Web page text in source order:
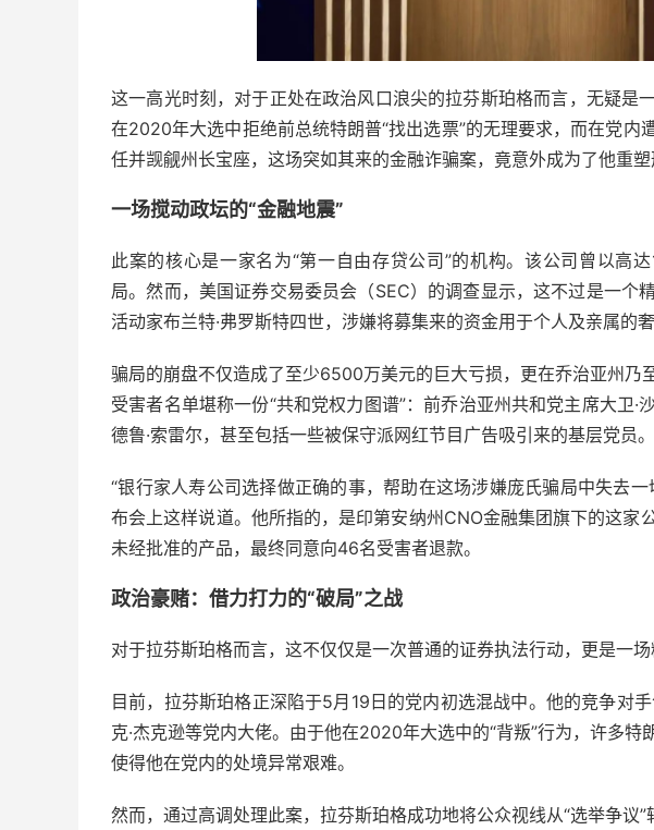
这一高光时刻，对于正处在政治风口浪尖的拉芬斯珀格而言，无疑是
在2020年大选中拒绝前总统特朗普“找出选票”的无理要求，而在党内
任并觊觎州长宝座，这场突如其来的金融诈骗案，竟意外成为了他重塑
一场搅动政坛的“金融地震”
此案的核心是一家名为“第一自由存贷公司”的机构。该公司曾以高
局。然而，美国证券交易委员会（SEC）的调查显示，这不过是一个
活动家布兰特·弗罗斯特四世，涉嫌将募集来的资金用于个人及亲属的
骗局的崩盘不仅造成了至少6500万美元的巨大亏损，更在乔治亚州乃
受害者名单堪称一份“共和党权力图谱”：前乔治亚州共和党主席大卫·
德鲁·索雷尔，甚至包括一些被保守派网红节目广告吸引来的基层党员。
“银行家人寿公司选择做正确的事，帮助在这场涉嫌庞氏骗局中失去
布会上这样说道。他所指的，是印第安纳州CNO金融集团旗下的这家
未经批准的产品，最终同意向46名受害者退款。
政治豪赌：借力打力的“破局”之战
对于拉芬斯珀格而言，这不仅仅是一次普通的证券执法行动，更是一场
目前，拉芬斯珀格正深陷于5月19日的党内初选混战中。他的竞争对
克·杰克逊等党内大佬。由于他在2020年大选中的“背叛”行为，许多
使得他在党内的处境异常艰难。
然而，通过高调处理此案，拉芬斯珀格成功地将公众视线从“选举争议”